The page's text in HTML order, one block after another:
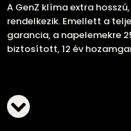
A GenZ klíma extra
rendelkezik. Emellett a
garancia, a napelemekre
biztosított, 12 év